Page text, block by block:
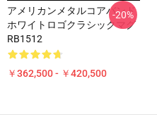
アメリカンメタルコアバンド
ホワイトロゴクラシックマグ
RB1512
￥362,500 - ￥420,500
-20%